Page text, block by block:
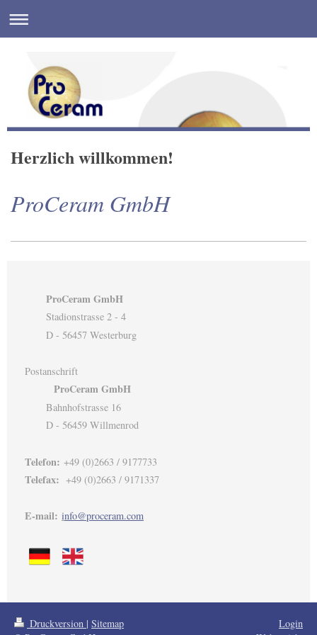
Herzlich willkommen!
ProCeram GmbH
ProCeram GmbH
Stadionstrasse 2 - 4
D - 56457 Westerburg
Postanschrift
ProCeram GmbH
Bahnhofstrasse 16
D - 56459 Willmenrod
Telefon: +49 (0)2663 / 9177733
Telefax: +49 (0)2663 / 9171337
E-mail: info@proceram.com
Druckversion | Sitemap
Login